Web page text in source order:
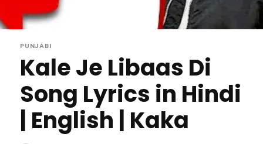
PUNJABI
Kale Je Libaas Di
Song Lyrics in Hindi
| English | Kaka